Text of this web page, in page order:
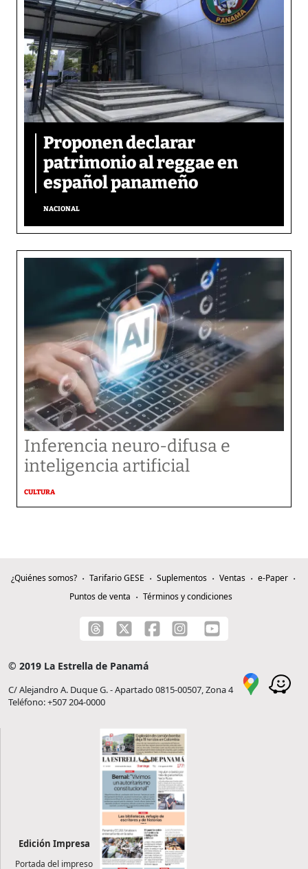
Proponen declarar
patrimonio al reggae en
español panameño
NACIONAL
Inferencia neuro-difusa e
inteligencia artificial
CULTURA
¿Quiénes somos? Tarifario GESE Suplementos Ventas
e-Paper
Puntos de venta
Términos y condiciones
© 2019 La Estrella de Panamá
C/ Alejandro A. Duque G. - Apartado 0815-00507, Zona 4
Teléfono: +507 204-0000
Edición Impresa
Portada del impreso